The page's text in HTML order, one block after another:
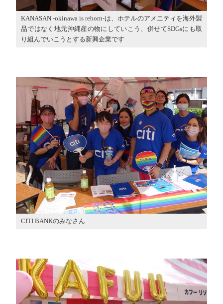
KANASAN -okinawa is reborn-は、ホテルのアメニティを海外製
品ではなく地元沖縄産の物にしていこう、併せてSDGsにも取
り組んでいこうとする新興企業です
CITI BANKのみなさん